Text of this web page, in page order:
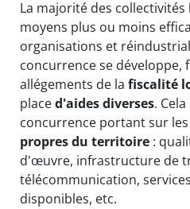
La majorité des collectivités
moyens plus ou moins
organisations et
concurrence se développe,
allégements de la fiscalité
placed'aides diverses.
concurrence portant sur les
propres du territoire :
d'œuvre, infrastructure de
télécommunication,
disponibles, etc.